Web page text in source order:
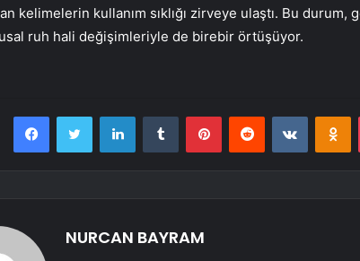
kelimelerin kullanım sıklığı zirveye ulaştı. Bu
ruh hali değişimleriyle de birebir örtüşüyor.
FacebookTwitter LinkedInTumblr PinterestReddit
NURCAN BAYRAM